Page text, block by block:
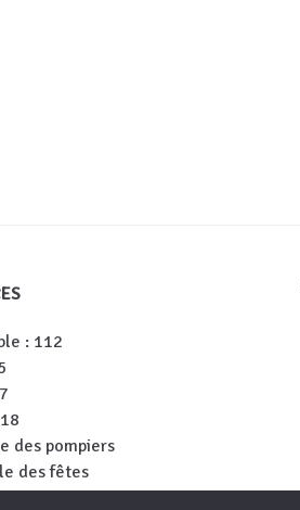
: 112
des pompiers
des fêtes